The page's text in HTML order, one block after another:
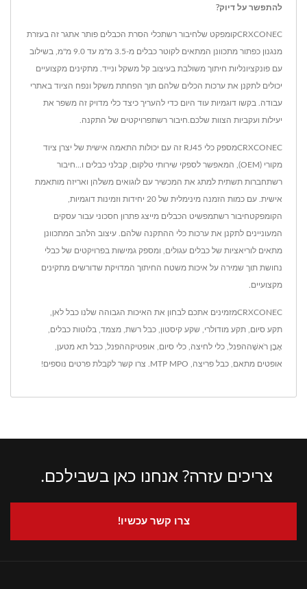
להתפשר על דיוק?
CRXCONECקומפקט שלחיבור רשתכלי הסרת הכבלים פותר אתגר זה בעזרת
מנגנון כפתור מתכוונן המתאים לקוטר כבלים מ-3.5 מ"מ עד 9.0 מ"מ, בשילוב
עם פונקציונליות חיתוך משולבת בעיצוב קל משקל ונייד. מתקינים מקצועיים
יכולים לתקנן את ערכות הכלים שלהם תוך הפחתת משקל ונפח הציוד באתרי
עבודה. בקשו דוגמיות עוד היום כדי להעריך כיצד כלי מדויק זה משפר את
יעילות ועקביות הצוות שלכם.חיבור רשתפרויקטים של התקנה.
CRXCONECמספק כלי RJ45 זה עם יכולות התאמה אישית של יצרן ציוד
מקורי (OEM), המאפשר לספקי שירותי טלקום, קבלני כבלים ו...חיבור
רשתחברות תשתית למתג את המכשיר עם לוגואים משלהן ואריזה מותאמת
אישית. עם כמות הזמנה מינימלית של 20 יחידות וזמינות דוגמיות,
הקומפקטחיבור רשתמפשיט הכבלים מייצג פתרון חסכוני עבור עסקים
המעוניינים לתקנן את ערכות כלי ההתקנה שלהם. עיצוב הלהב המתכוונן
מתאים לוריאציות של כבלים עגולים, ומספק גמישות בפרויקטים של כבלי
נחושת תוך שמירה על איכות משטח החיתוך המדויקת שדורשים מתקינים
מקצועיים.
CRXCONECמזמינים אתכם לבחון את האיכות הגבוהה שלנו כבל לאן
תקע סיום תקע מודולרי שקע קיסטון כבל רשת מצמד בלוטות כבלים
אֶבֶן רֹאשָׁההפנל כלי לחיצה כלי סיום אופטיקההפנל כבל תא מטען
אופטים מתאם כבל פריצה MTP MPO צרו קשר לקבלת פרטים נוספים!
צריכים עזרה? אנחנו כאן בשבילכם.
צרו קשר עכשיו!